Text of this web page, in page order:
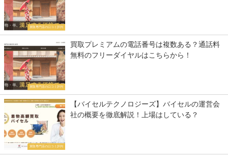
買取専門店の口コミ評判
買取専門店の口コミ評判
買取プレミアムの電話番号は複数ある？通話料
無料のフリーダイヤルはこちらから！
買取専門店の口コミ評判
【バイセルテクノロジーズ】バイセルの運営会
社の概要を徹底解説！上場はしている？